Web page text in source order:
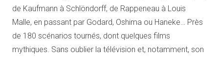
de Kaufmann à Schlöndorff, de Rappeneau à Louis
Malle, en passant par Godard, Oshima ou Haneke… Près
de 180 scénarios tournés, dont quelques films
mythiques. Sans oublier la télévision et, notamment, son